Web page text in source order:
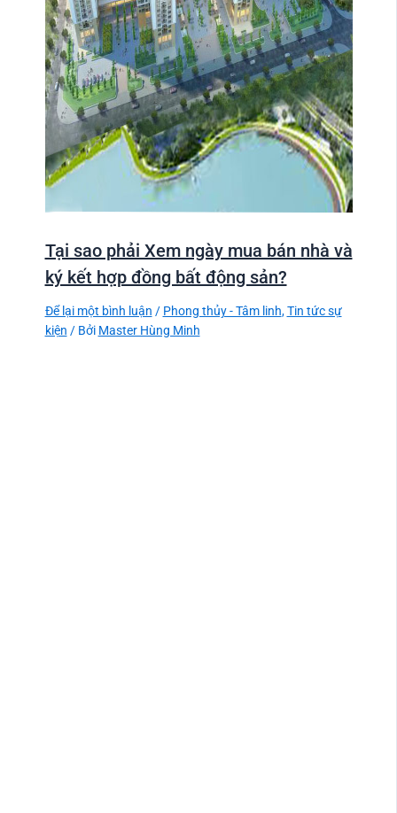
Tại sao phải Xem ngày mua bán nhà và
ký kết hợp đồng bất động sản?
Để lại một bình luận / Phong thủy - Tâm linh,Tin tức sự
kiện / Bởi Master Hùng Minh